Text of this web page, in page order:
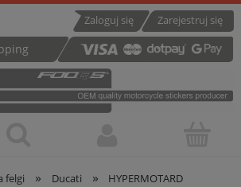
Zarejestruj się
Zaloguj się
felgi » Ducati » HYPERMOTARD